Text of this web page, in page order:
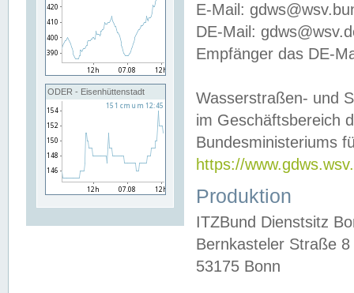
ODER - Eisenhüttenstadt
E-Mail:
DE-Mail:
Empfänger das DE-
Wasserstraßen- und
im Geschäftsbereich
Bundesministeriums
https://
Produktion
ITZBund Dienstsitz
Bernkasteler Straße 8
53175 Bonn